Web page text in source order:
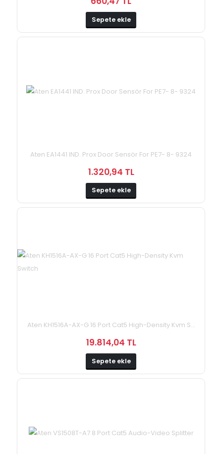
Sepete ekle
Aten EA1441 IND. Prox Door Sensör For PE7- 8- 9324
1.320,94 TL
Sepete ekle
Aten KH1516A-AX-G 16 Port Cat5 High-Density Kvm S...
19.814,04 TL
Sepete ekle